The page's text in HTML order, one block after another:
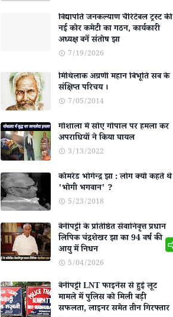
विद्यापति जनकल्याण चैरिटेबल ट्रस्ट की
नई कोर कमेटी का गठन, कार्यकारी
अध्यक्ष बनें संतोष झा
7/19/2026
मिथिलाक अग्रणी महान बिभूति सब के
संक्षिप्त परिचय ।
7/05/2014
गोशाला में सोए गोपाल पर हमला कर
अपराधियों ने किया घायल
3/13/2022
कॉमरेड भोगेन्द्र झा : लोग क्यों कहते थे
'भोगी भगवान' ?
5/23/2018
बेनीपट्टी के प्रतिष्ठित सेवानिवृत्त प्रधान
लिपिक चंद्रशेखर झा का 94 वर्ष की
आयु में निधन
5/04/2026
बेनीपट्टी LNT फाइनेंस से हुई लूट
मामले में पुलिस को मिली बड़ी
सफलता, लाइनर समेत तीन गिरफ्तार